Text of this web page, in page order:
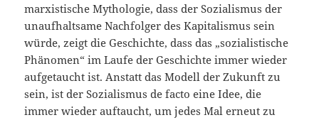
marxistische Mythologie, dass der Sozialismus der
unaufhaltsame Nachfolger des Kapitalismus sein
würde, zeigt die Geschichte, dass das „sozialistische
Phänomen“ im Laufe der Geschichte immer wieder
aufgetaucht ist. Anstatt das Modell der Zukunft zu
sein, ist der Sozialismus de facto eine Idee, die
immer wieder auftaucht, um jedes Mal erneut zu